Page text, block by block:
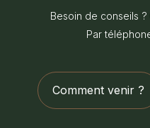
Besoin de conseils
Par
Comment venir ?